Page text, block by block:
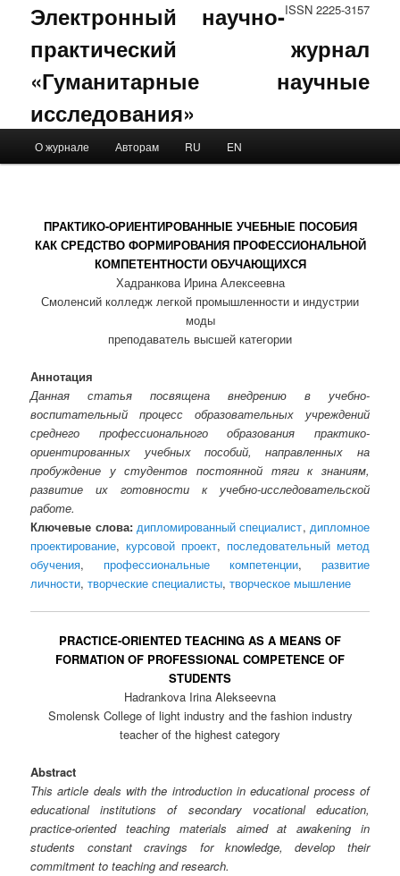
ISSN 2225-3157
Электронный научно-
практический журнал
«Гуманитарные научные
исследования»
Skip to primary content
Skip to secondary content
О журнале Авторам RU EN
ПРАКТИКО-ОРИЕНТИРОВАННЫЕ УЧЕБНЫЕ ПОСОБИЯ
КАК СРЕДСТВО ФОРМИРОВАНИЯ ПРОФЕССИОНАЛЬНОЙ
КОМПЕТЕНТНОСТИ ОБУЧАЮЩИХСЯ
Хадранкова Ирина Алексеевна
Смоленсий колледж легкой промышленности и индустрии
моды
преподаватель высшей категории
Аннотация
Данная статья посвящена внедрению в учебно-
воспитательный процесс образовательных учреждений
среднего профессионального образования практико-
ориентированных учебных пособий, направленных на
пробуждение у студентов постоянной тяги к знаниям,
развитие их готовности к учебно-исследовательской
работе.
Ключевые слова: дипломированный специалист, дипломное
проектирование,курсовой проект, последовательный метод
обучения, профессиональные компетенции, развитие
личности,творческие специалисты,творческое мышление
PRACTICE-ORIENTED TEACHING AS A MEANS OF
FORMATION OF PROFESSIONAL COMPETENCE OF
STUDENTS
Hadrankova Irina Alekseevna
Smolensk College of light industry and the fashion industry
teacher of the highest category
Abstract
This article deals with the introduction in educational process of
educational institutions of secondary vocational education,
practice-oriented teaching materials aimed at awakening in
students constant cravings for knowledge, develop their
commitment to teaching and research.